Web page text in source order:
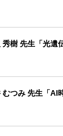
樹 先生「光遺
つみ 先生「AI